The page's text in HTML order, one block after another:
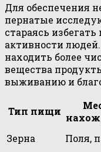
Для обеспечения
пернатые
стараясь
активности
находить более
вещества
выживанию и
Тип пищи
Зерна Поля,